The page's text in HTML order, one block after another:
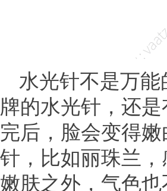
水光针不是万
牌的水光针，还
完后，脸会变得
针，比如丽珠兰
嫩肤之外，气色